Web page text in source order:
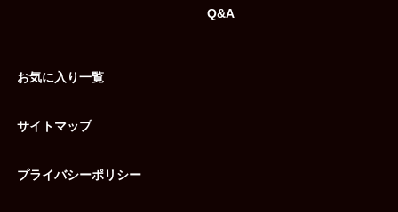
Q&A
お気に入り一覧
サイトマップ
プライバシーポリシー